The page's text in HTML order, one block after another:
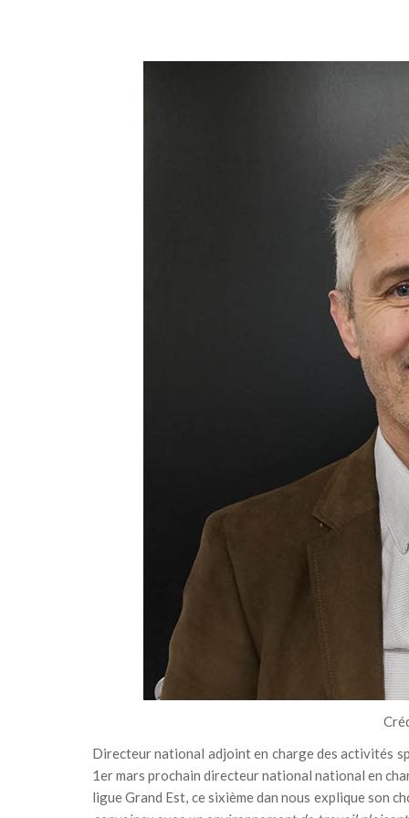
Directeur national adjoint en charge des activités
1er mars prochain directeur national national en
ligue Grand Est, ce sixième dan nous explique son